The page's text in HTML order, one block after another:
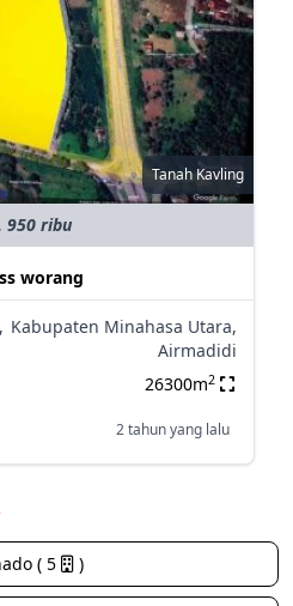
Tanah Kavling
950 ribu
worang
Kabupaten Minahasa Utara,
Airmadidi
26300m2
2 tahun yang lalu
( 5 )